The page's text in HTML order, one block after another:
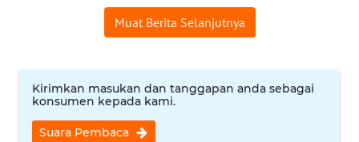
Muat Berita Selanjutnya
Kirimkan masukan dan tanggapan anda sebagai
konsumen kepada kami.
Suara Pembaca
KUNINGAN
WN